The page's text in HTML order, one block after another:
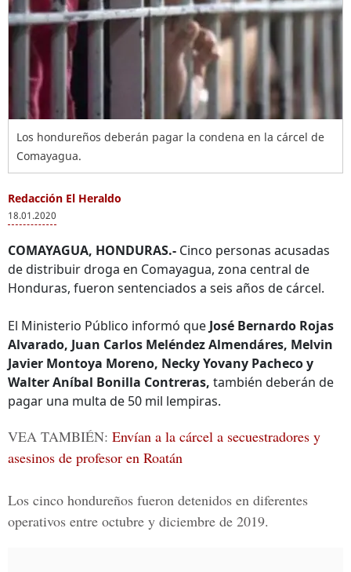
Los hondureños deberán pagar la condena en la cárcel de
Comayagua.
Redacción El Heraldo
18.01.2020
COMAYAGUA, HONDURAS.- Cinco personas acusadas
de distribuir droga en Comayagua, zona central de
Honduras, fueron sentenciados a seis años de cárcel.
El Ministerio Público informó que José Bernardo Rojas
Alvarado, Juan Carlos Meléndez Almendáres, Melvin
Javier Montoya Moreno, Necky Yovany Pacheco y
Walter Aníbal Bonilla Contreras, también deberán de
pagar una multa de 50 mil lempiras.
VEA TAMBIÉN: Envían a la cárcel a secuestradores y
asesinos de profesor en Roatán
Los cinco hondureños fueron detenidos en diferentes
operativos entre octubre y diciembre de 2019.